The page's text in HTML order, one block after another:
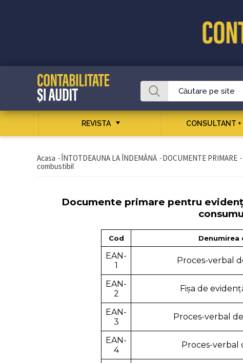
REVISTA CONSULTANT +
Acasa -ÎNTOTDEAUNA LA ÎNDEMÂNĂ -DOCUMENTE PRIMARE -
combustibil
Documente primare pentru
Cod
EAN-
1
Proces-verbal
EAN-
2
Fişa de
EAN-
3
Proces-verbal
EAN-
4
Proces-verbal